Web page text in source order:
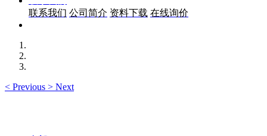
联系我们 公司简介 资料下载 在线询价
< Previous > Next